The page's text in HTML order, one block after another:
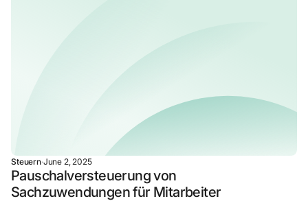
Steuern·June 2, 2025
Pauschalversteuerung von
Sachzuwendungen für Mitarbeiter